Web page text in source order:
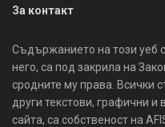
За контакт
Съдържанието на този уеб
него, са под закрила на
сродните му права. Всички
други текстови, графични
сайта, са собственост на